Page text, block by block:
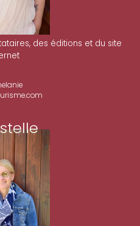
des éditions et du site